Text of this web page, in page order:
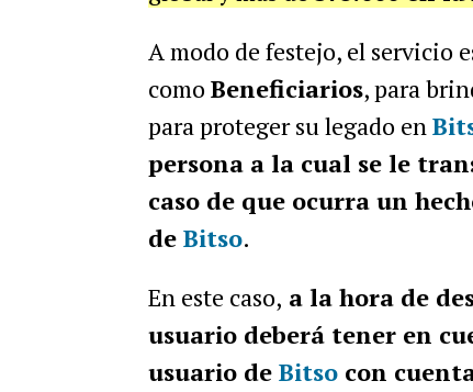
A modo de festejo, el servicio
como Beneficiarios, para
para proteger su legado en
persona a la cual se le
caso de que ocurra un
de Bitso.
En este caso, a la hora de
usuario deberá tener en
usuario de Bitsocon